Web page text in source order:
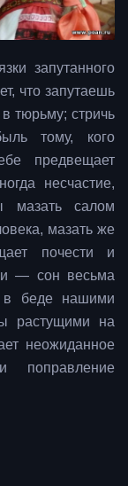
запутанного
что запутаешь
тюрьму; стричь
тому, кого
предвещает
несчастие,
мазать салом
мазать же
почести и
— сон весьма
в беде нашими
растущими на
неожиданное
поправление